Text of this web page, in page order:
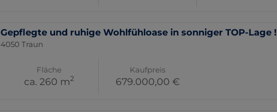
Gepflegte und ruhige Wohlfühloase in sonniger TOP-Lage
4050 Traun
Fläche
ca. 260 m2
Kaufpreis
679.000,00 €